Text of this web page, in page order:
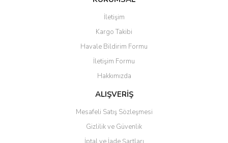
Ürün resmi kalitesiz, bozuk veya görüntülenemiyor.
Ürün açıklamasında eksik bilgiler bulunuyor.
Ürün bilgilerinde hatalar bulunuyor.
Ürün fiyatı diğer sitelerden daha pahalı.
Bu ürüne benzer farklı alternatifler olmalı.
İletişim
Kargo Takibi
Havale Bildirim Formu
İletişim Formu
Hakkımızda
ALIŞVERİŞ
Mesafeli Satış Sözleşmesi
Gizlilik ve Güvenlik